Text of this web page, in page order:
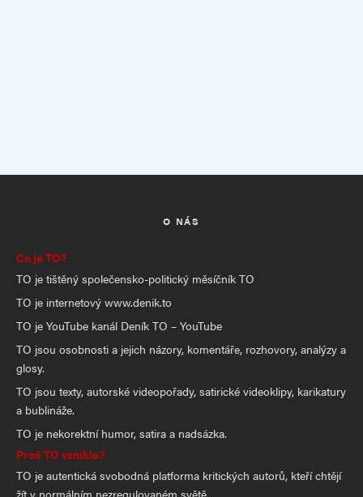
O NÁS
Co je TO?
TO je tištěný společensko-politický měsíčník TO
TO je internetový www.denik.to
TO je YouTube kanál Deník TO – YouTube
TO jsou osobnosti a jejich názory, komentáře, rozhovory, analýzy a
glosy.
TO jsou texty, autorské videopořady, satirické videoklipy, karikatury
a bublináže.
TO je nekorektní humor, satira a nadsázka.
Proč TO vzniklo?
TO je autentická svobodná platforma kritických autorů, kteří chtějí